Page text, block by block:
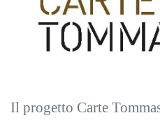
Il progetto Carte